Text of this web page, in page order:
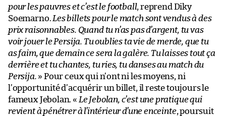
pour les pauvres et c’est le football, reprend Diky
Soemarno. Les billets pour le match sont vendus à des
prix raisonnables. Quand tu n’as pas d’argent, tu vas
voir jouer le Persija. Tu oublies ta vie de merde, que tu
as faim, que demain ce sera la galère. Tu laisses tout ça
derrière et tu chantes, tu ries, tu danses au match du
Persija. » Pour ceux qui n’ont ni les moyens, ni
l’opportunité d’acquérir un billet, il reste toujours le
fameux Jebolan. « Le Jebolan, c’est une pratique qui
revient à pénétrer à l’intérieur d’une enceinte, poursuit